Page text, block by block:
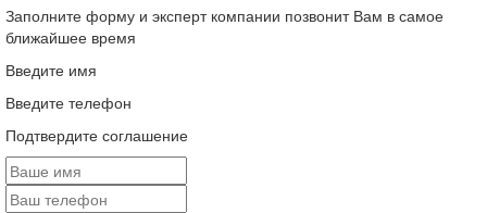
Заполните форму и эксперт компании позвонит Вам в самое
ближайшее время
Введите имя
Введите телефон
Подтвердите соглашение